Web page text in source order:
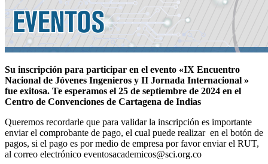
Su inscripción para participar en el evento «IX Encuentro
Nacional de Jóvenes Ingenieros y II Jornada Internacional »
fue exitosa. Te esperamos el 25 de septiembre de 2024 en el
Centro de Convenciones de Cartagena de Indias
Queremos recordarle que para validar la inscripción es importante
enviar el comprobante de pago, el cual puede realizar en el botón de
pagos, si el pago es por medio de empresa por favor enviar el RUT,
al correo electrónico eventosacademicos@sci.org.co